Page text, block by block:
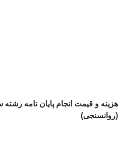
هزینه و قیمت انجام پایان نامه
(روانسنجی)